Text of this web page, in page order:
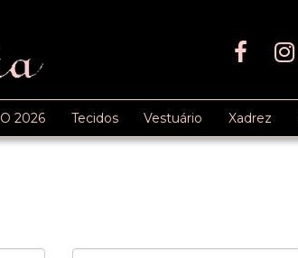
2026 Tecidos Vestuário Xadrez